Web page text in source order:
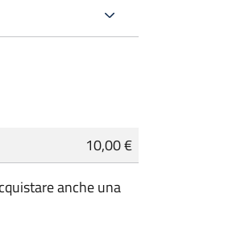
10,00 €
anche una